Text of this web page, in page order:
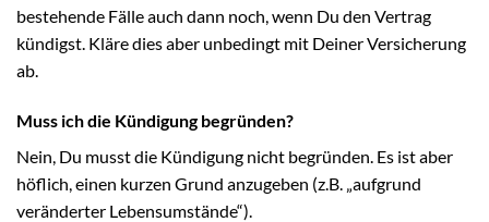
bestehende Fälle auch dann noch, wenn Du den Vertrag
kündigst. Kläre dies aber unbedingt mit Deiner Versicherung
ab.
Muss ich die Kündigung begründen?
Nein, Du musst die Kündigung nicht begründen. Es ist aber
höflich, einen kurzen Grund anzugeben (z.B. „aufgrund
veränderter Lebensumstände“).